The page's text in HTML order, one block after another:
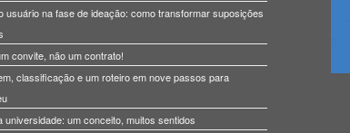
usuário na fase de ideação: como transformar suposições
convite, não um contrato!
classificação e um roteiro em nove passos para
universidade: um conceito, muitos sentidos